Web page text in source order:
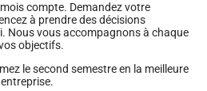
compte. Demandez votre
à prendre des décisions
Nous vous accompagnons à chaque
objectifs.
le second semestre en la meilleure